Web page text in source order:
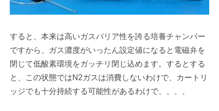
すると、本来は高いガスバリア性を誇る培養チャンバー
ですから、ガス濃度がいったん設定値になると電磁弁を
閉じて低酸素環境をガッチリ閉じ込めます。するとする
と、この状態ではN2ガスは消費しないわけで、カートリ
ッジでも十分持続する可能性があるわけで、、、、